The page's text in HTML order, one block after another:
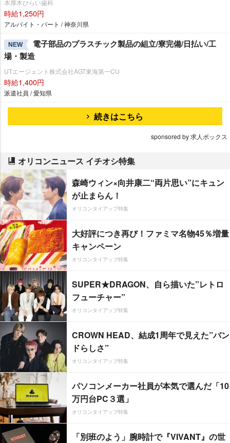
本厚木ひらい歯科
時給1,250円
アルバイト・パート / 神奈川県
NEW
電子部品のプラスチック製品の組立/寮完備/日払い/工
場・製造
UTエージェント株式会社AGT東海第一CU
時給1,400円
派遣社員 / 愛知県
続きはこちら
sponsored by 求人ボックス
オリコンニュース イチオシ特集
森崎ウィン×向井康二“両片思い”にキュン
が止まらん！
オリコンタイアップ特集
大好評につき再び！ファミマ名物45％増量
キャンペーン
オリコンタイアップ特集
SUPER★DRAGON、自ら描いた”レトロ
フューチャー”
オリコンタイアップ特集
CROWN HEAD、結成1周年で見えた”バン
ドらしさ”
オリコンタイアップ特集
パソコンメーカー社員が本気で選んだ「10
万円台PC３選」
オリコンタイアップ特集
「別班のよう」腕時計で『VIVANT』の世